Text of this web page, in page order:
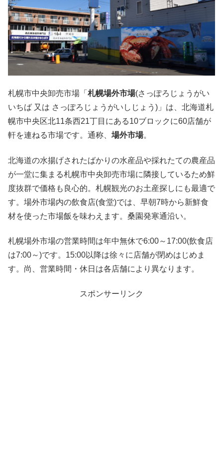
札幌市中央卸売市場「 札幌場外市場(さっぽろじょうがい
いちば 又は さっぽろじょうがいしじょう)」は、北海道札
幌市中央区北11条西21丁目にある10ブロックに60店舗が
軒を連ねる市場です。通称、 場外市場。
北海道の水揚げされたばかりの水産品や採れたての農産品
が一堂に集まる札幌市中央卸売市場に隣接しているため鮮
度抜群で価格も良心的。札幌観光のお土産探しにも最適で
す。場外市場内の飲食店(食堂)では、早朝7時から新鮮食
材を使った市場飯を味わえます。桑園発寒通沿い。
札幌場外市場の営業時間は年中無休で6:00～17:00(飲食店
は7:00～)です。15:00以降は徐々に店舗が閉めはじめま
す。尚、営業時間・休日は各店舗により異なります。
スポンサーリンク